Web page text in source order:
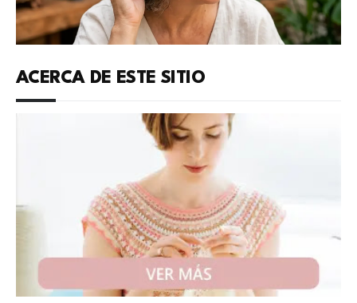
ACERCA DE ESTE SITIO